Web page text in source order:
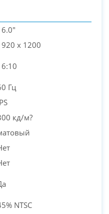
x 1200
Гц
кд/м?
NTSC